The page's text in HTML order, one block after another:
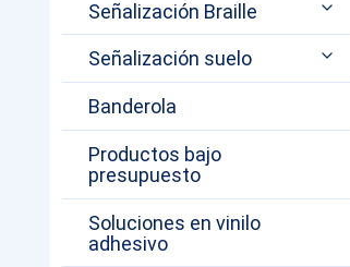
Señalización Braille
Señalización suelo
Banderola
Productos bajo
presupuesto
Soluciones en vinilo
adhesivo